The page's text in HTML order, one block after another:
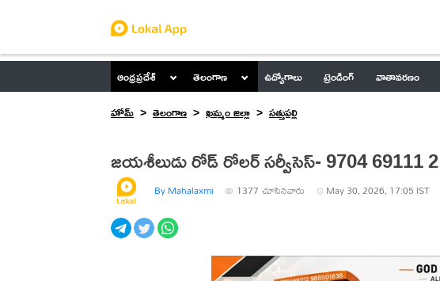
ఆంధ్రప్రదేశ్ తెలంగాణ ఉద్యోగాలు ట్రెండింగ్ వాతావరణం
హోమ్
తెలంగాణ ఖమ్మం జిల్లా సత్తుపల్లి
జయశీలుడు రోడ్ రోలర్ సర్వీసెస్- 9704 69111 2
By Mahalaxmi 1377 చూసినవారు May 30, 2026, 17:05 IST